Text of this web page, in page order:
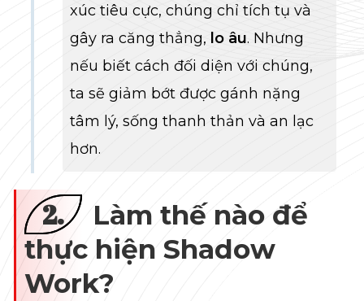
xúc tiêu cực, chúng chỉ tích tụ và
gây ra căng thẳng, lo âu. Nhưng
nếu biết cách đối diện với chúng,
ta sẽ giảm bớt được gánh nặng
tâm lý, sống thanh thản và an lạc
hơn.
2.
Làm thế nào để
thực hiện Shadow
Work?